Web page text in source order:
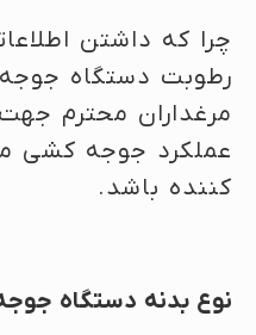
چرا که داشتن
رطوبت دستگاه
مرغداران محترم
عملکرد جوجه کشی
کننده باشد.
نوع بدنه دستگاه